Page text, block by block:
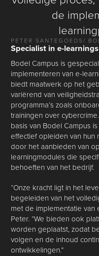
de
PETER SANTEGOEDS/
Specialist in e-learnings
Bodel Campus is
implementeren van e-
biedt maatwerk op het
variërend van
programma’s zoals
trainingen over
basis van Bodel Campus
effectief opleiden van
door het aanbieden van
learningmodules die
behoeften van het bedrijf.
“Onze kracht ligt in het
begeleiden van het
met de implementatie van
Peter. “We bieden ook
worden geplaatst, zodat
volgen en de inhoud
ontwikkelingen.”